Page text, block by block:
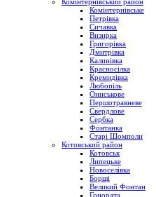
Комінтернівський район
Комінтернівське
Петрівка
Сичавка
Визирка
Григорівка
Дмитрівка
Калинівка
Красносілка
Кремидівка
Любопіль
Ониськове
Першотравневе
Свердлове
Сербка
Фонтанка
Старі Шомполи
Котовський район
Котовськ
Липецьке
Новоселівка
Борщі
Великий Фонтан
Гонората